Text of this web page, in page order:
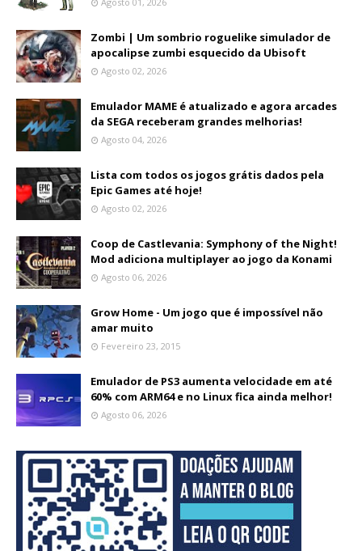
Zombi | Um sombrio roguelike simulador de
apocalipse zumbi esquecido da Ubisoft
Agosto 02, 2026
Emulador MAME é atualizado e agora arcades
da SEGA receberam grandes melhorias!
Agosto 04, 2026
Lista com todos os jogos grátis dados pela
Epic Games até hoje!
Agosto 02, 2026
Coop de Castlevania: Symphony of the Night!
Mod adiciona multiplayer ao jogo da Konami
Agosto 06, 2026
Grow Home - Um jogo que é impossível não
amar muito
Fevereiro 23, 2015
Emulador de PS3 aumenta velocidade em até
60% com ARM64 e no Linux fica ainda melhor!
Agosto 06, 2026